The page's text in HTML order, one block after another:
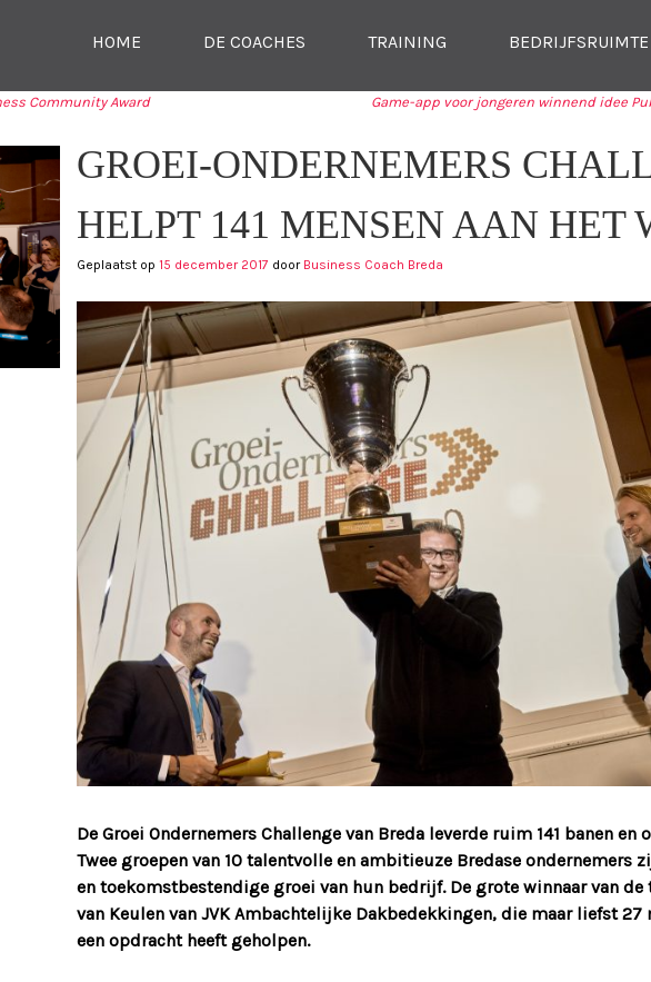
MENU
SKIP NAAR CONTENT
HOME DE COACHES TRAINING BEDRIJFSRUIMTE
Community Award Game-app voor jongeren winnend idee
GROEI-ONDERNEMERS
HELPT 141 MENSEN AAN HET
Geplaatst op 15 december 2017 door Business Coach Breda
De Groei Ondernemers Challenge van Breda leverde ruim 141 banen en
Twee groepen van 10 talentvolle en ambitieuze Bredase ondernemers
en toekomstbestendige groei van hun bedrijf. De grote winnaar van de
van Keulen van JVK Ambachtelijke Dakbedekkingen, die maar liefst 27
een opdracht heeft geholpen.